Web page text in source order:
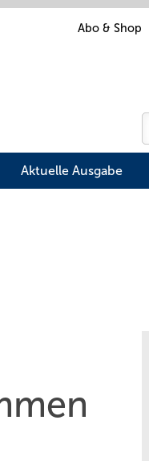
Abo & Shop
Aktuelle Ausgabe